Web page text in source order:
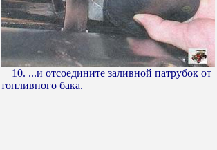
10. ...и отсоедините заливной патрубок от
топливного бака.